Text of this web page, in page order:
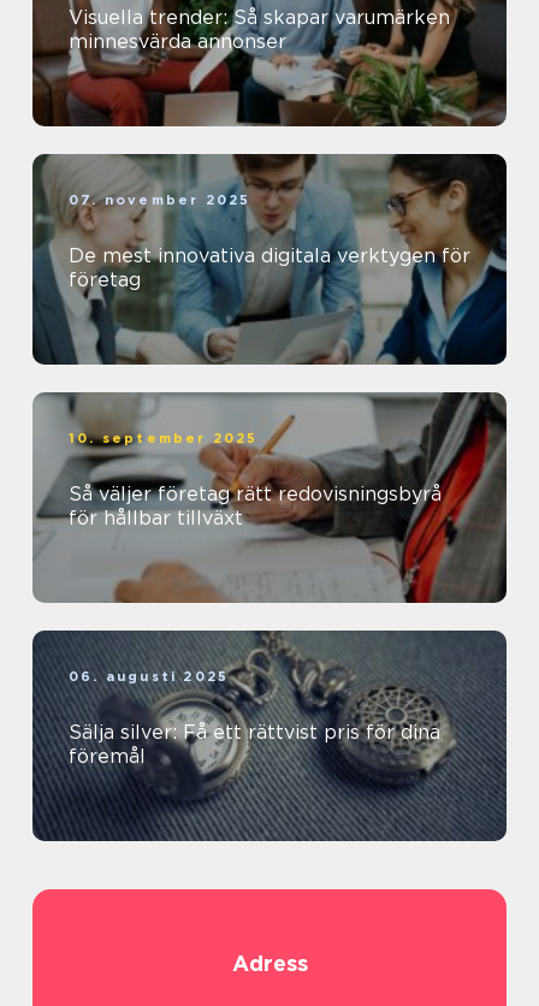
Visuella trender: Så skapar varumärken
minnesvärda annonser
07. november 2025
De mest innovativa digitala verktygen för
företag
10. september 2025
Så väljer företag rätt redovisningsbyrå
för hållbar tillväxt
06. augusti 2025
Sälja silver: Få ett rättvist pris för dina
föremål
Adress